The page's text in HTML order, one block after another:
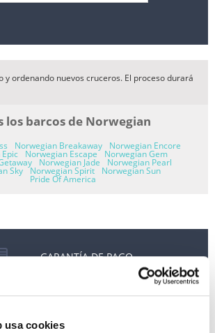
usa cookies
y ordenando nuevos cruceros. El proceso durará
los barcos de Norwegian
Norwegian Breakaway Norwegian Encore
Norwegian Escape Norwegian Gem
Norwegian Jade Norwegian Pearl
Sky Norwegian Spirit Norwegian Sun
Pride Of America
GARANTÍA DE PAGO